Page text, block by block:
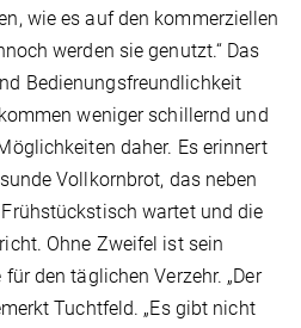
wie es auf den kommerziellen
werden sie genutzt.“ Das
Bedienungsfreundlichkeit
weniger schillernd und
daher. Es erinnert
Vollkornbrot, das neben
wartet und die
Ohne Zweifel ist sein
den täglichen Verzehr. „Der
Tuchtfeld. „Es gibt nicht